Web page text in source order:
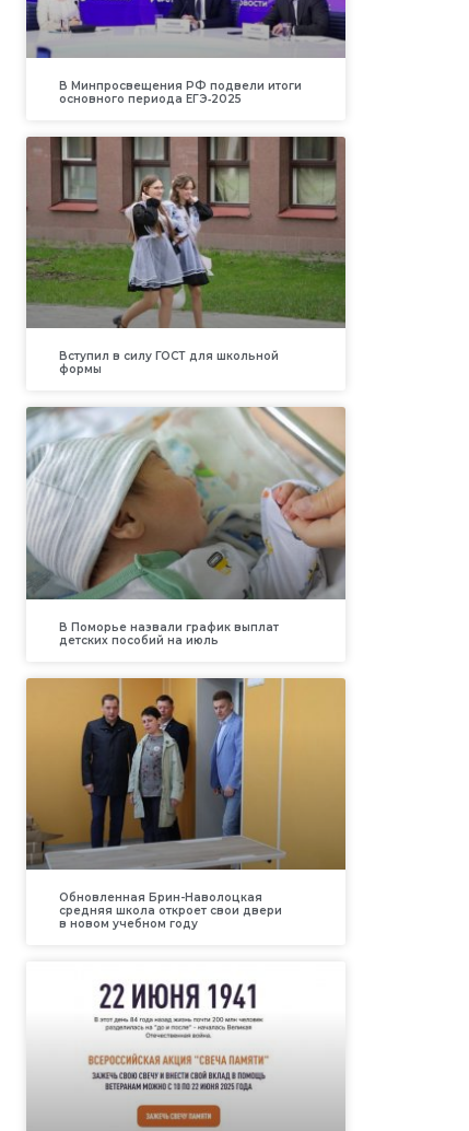
В Минпросвещения РФ подвели итоги
основного периода ЕГЭ‑2025
Вступил в силу ГОСТ для школьной
формы
В Поморье назвали график выплат
детских пособий на июль
Обновленная Брин-Наволоцкая
средняя школа откроет свои двери
в новом учебном году